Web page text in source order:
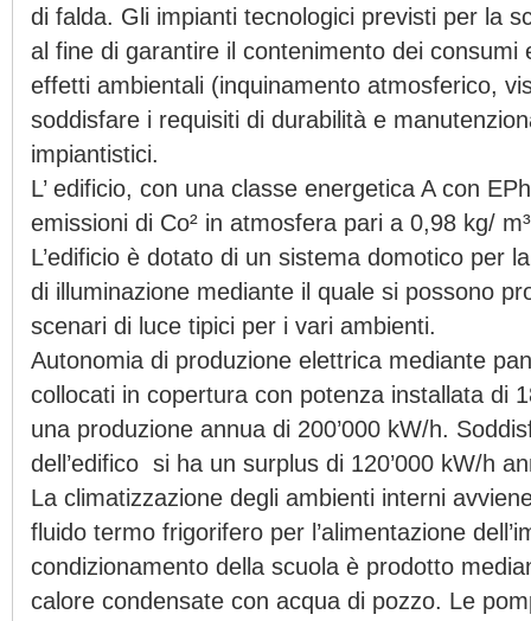
di falda. Gli impianti tecnologici previsti per la
al fine di garantire il contenimento dei consumi
effetti ambientali (inquinamento atmosferico,
soddisfare i requisiti di durabilità e
impiantistici.
L’ edificio, con una classe energetica A con
emissioni di Co² in atmosfera pari a 0,98 kg/
L’edificio è dotato di un sistema domotico per
di illuminazione mediante il quale si possono
scenari di luce tipici per i vari ambienti.
Autonomia di produzione elettrica mediante
collocati in copertura con potenza installata di
una produzione annua di 200’000 kW/h.
dell’edifico si ha un surplus di 120’000 kW/h
La climatizzazione degli ambienti interni
fluido termo frigorifero per l’alimentazione
condizionamento della scuola è prodotto
calore condensate con acqua di pozzo. Le